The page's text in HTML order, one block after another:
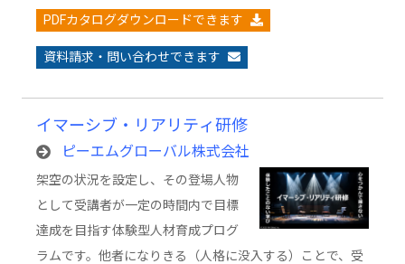
PDFカタログダウンロードできます
資料請求・問い合わせできます
イマーシブ・リアリティ研修
ピーエムグローバル株式会社
架空の状況を設定し、その登場人物
として受講者が一定の時間内で目標
達成を目指す体験型人材育成プログ
ラムです。他者になりきる（人格に没入する）ことで、受